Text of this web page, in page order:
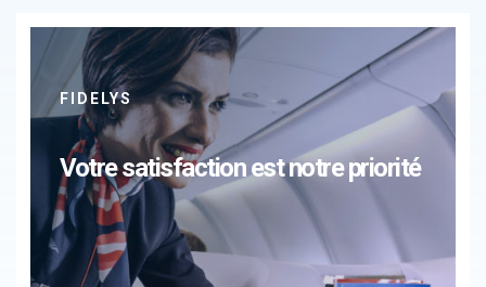
FIDELYS
Votre satisfaction est notre priorité